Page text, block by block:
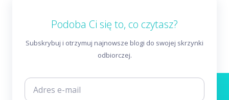
Podoba Ci się to, co czytasz?
Subskrybuj i otrzymuj najnowsze blogi do swojej skrzynki
odbiorczej.